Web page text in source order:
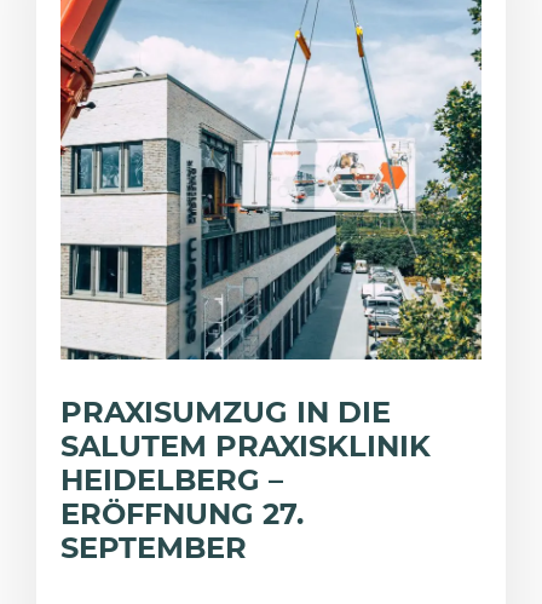
PRAXISUMZUG IN DIE
SALUTEM PRAXISKLINIK
HEIDELBERG –
ERÖFFNUNG 27.
SEPTEMBER